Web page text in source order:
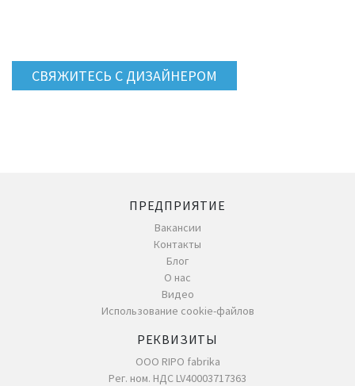
СВЯЖИТЕСЬ С ДИЗАЙНЕРОМ
ПРЕДПРИЯТИЕ
Вакансии
Контакты
Блог
О нас
Видео
Использование cookie-файлов
РЕКВИЗИТЫ
ООО RIPO fabrika
Рег. ном. НДС LV40003717363